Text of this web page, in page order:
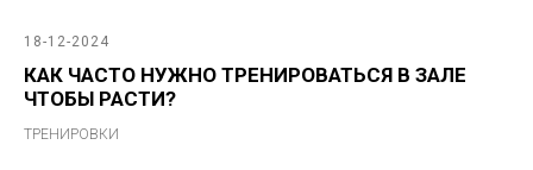
18-12-2024
КАК ЧАСТО НУЖНО ТРЕНИРОВАТЬСЯ В ЗАЛЕ
ЧТОБЫ РАСТИ?
ТРЕНИРОВКИ